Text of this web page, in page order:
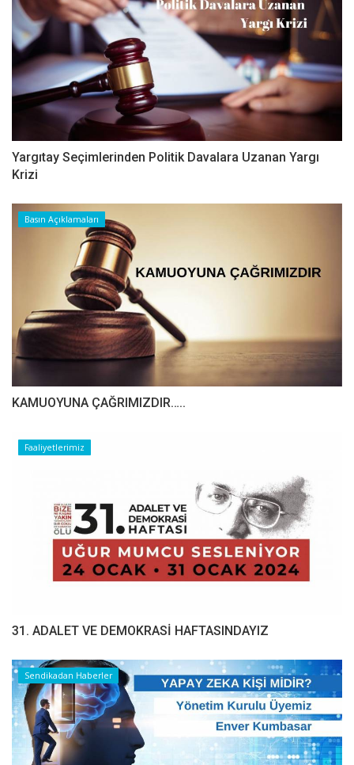
Yargıtay Seçimlerinden Politik Davalara Uzanan Yargı
Krizi
Basın Açıklamaları
​​​​​​​KAMUOYUNA ÇAĞRIMIZDIR…..
Faaliyetlerimiz
31. ADALET VE DEMOKRASİ HAFTASINDAYIZ
Sendikadan Haberler